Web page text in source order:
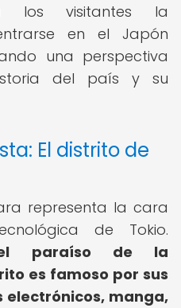
los visitantes la
en el Japón
una perspectiva
del país y su
El distrito de
representa la cara
de Tokio.
el paraíso de la
es famoso por sus
manga,